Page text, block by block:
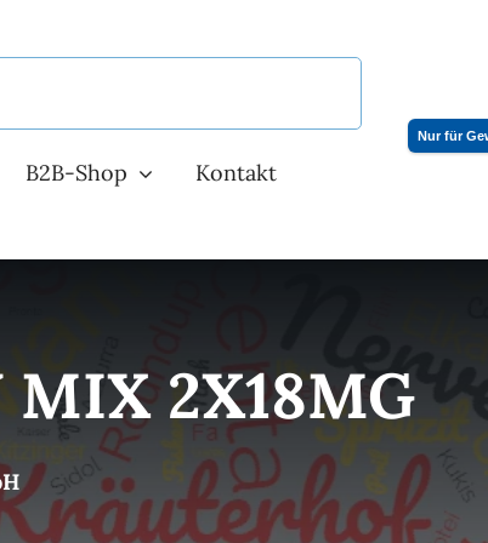
B2B-Shop Kontakt
Nur für
MIX 2X18MG